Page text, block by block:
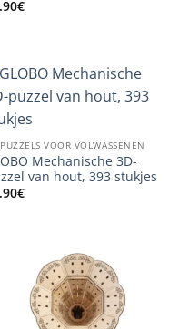
€
VOOR VOLWASSENEN
Mechanische 3D-
van hout, 393 stukjes
€